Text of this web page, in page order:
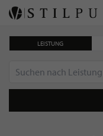
LEISTUNG